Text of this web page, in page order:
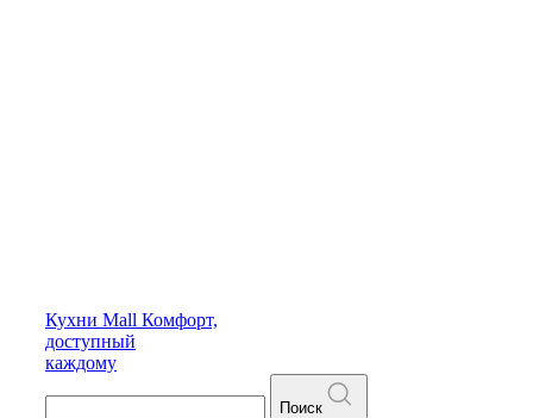
Кухни Mall Комфорт,
доступный
каждому
Поиск